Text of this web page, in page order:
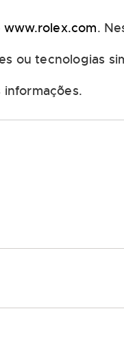
www.rolex.com.
ou tecnologias
informações.